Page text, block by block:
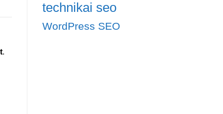
.
technikai seo
WordPress SEO